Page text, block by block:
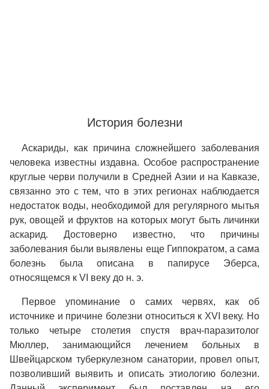
История болезни
Аскариды, как причина сложнейшего заболевания
человека известны издавна. Особое распространение
круглые черви получили в Средней Азии и на Кавказе,
связанно это с тем, что в этих регионах наблюдается
недостаток воды, необходимой для регулярного мытья
рук, овощей и фруктов на которых могут быть личинки
аскарид. Достоверно известно, что причины
заболевания были выявлены еще Гиппократом, а сама
болезнь была описана в папирусе Эберса,
относящемся к VI веку до н. э.
Первое упоминание о самих червях, как об
источнике и причине болезни относиться к XVI веку. Но
только четыре столетия спустя врач-паразитолог
Мюллер, занимающийся лечением больных в
Швейцарском туберкулезном санатории, провел опыт,
позволивший выявить и описать этиологию болезни.